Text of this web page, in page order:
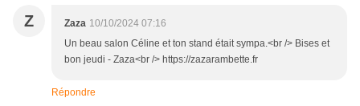
Z Zaza 10/10/2024 07:16
Un beau salon Céline et ton stand était sympa.<br /> Bises et
bon jeudi - Zaza<br /> https://zazarambette.fr
Répondre